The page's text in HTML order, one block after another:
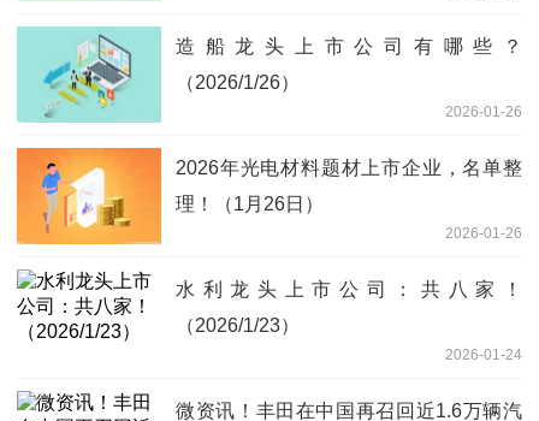
造船龙头上市公司有哪些？
（2026/1/26）
2026-01-26
2026年光电材料题材上市企业，名单整
理！（1月26日）
2026-01-26
水利龙头上市公司：共八家！
（2026/1/23）
2026-01-24
微资讯！丰田在中国再召回近1.6万辆汽